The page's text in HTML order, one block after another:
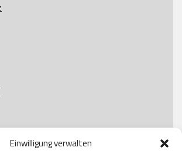
Einwilligung verwalten